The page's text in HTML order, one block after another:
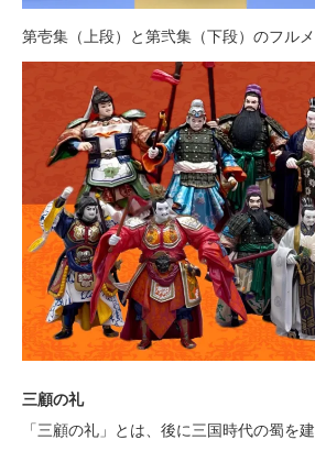
第壱集（上段）と第弐集（下段）のフル
三顧の礼
「三顧の礼」とは、後に三国時代の蜀を